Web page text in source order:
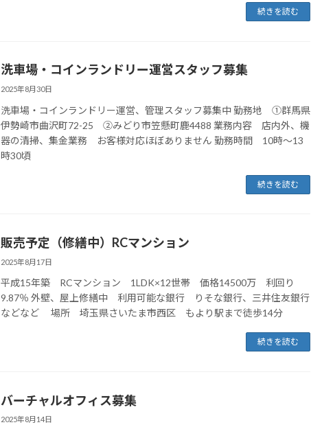
続きを読む
洗車場・コインランドリー運営スタッフ募集
2025年8月30日
洗車場・コインランドリー運営、管理スタッフ募集中 勤務地 ①群馬県
伊勢崎市曲沢町72-25 ②みどり市笠懸町鹿4488 業務内容 店内外、機
器の清掃、集金業務 お客様対応ほぼありません 勤務時間 10時～13
時30頃
続きを読む
販売予定（修繕中）RCマンション
2025年8月17日
平成15年築 RCマンション 1LDK×12世帯 価格14500万 利回り
9.87％ 外壁、屋上修繕中 利用可能な銀行 りそな銀行、三井住友銀行
などなど 場所 埼玉県さいたま市西区 もより駅まで徒歩14分
続きを読む
バーチャルオフィス募集
2025年8月14日